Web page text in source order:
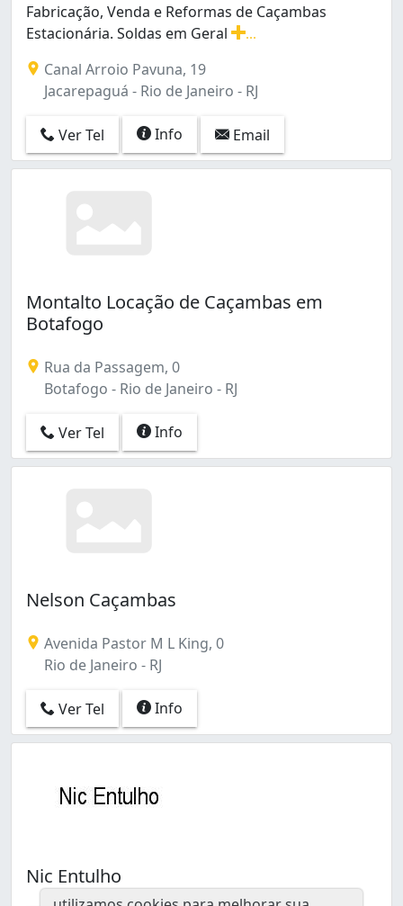
Fabricação, Venda e Reformas de Caçambas
Estacionária. Soldas em Geral
Canal Arroio Pavuna, 19
Jacarepaguá - Rio de Janeiro - RJ
Ver Tel Info Email
Montalto Locação de Caçambas em
Botafogo
Rua da Passagem, 0
Botafogo - Rio de Janeiro - RJ
Ver Tel Info
Nelson Caçambas
Avenida Pastor M L King, 0
Rio de Janeiro - RJ
Ver Tel Info
Nic Entulho